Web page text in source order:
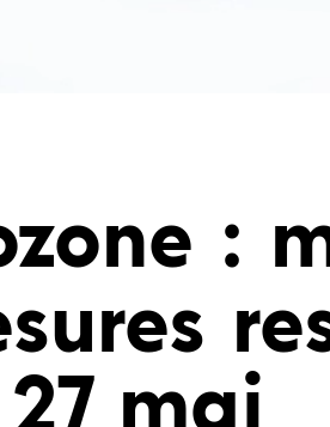
:
mai